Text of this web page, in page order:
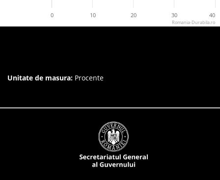
0 10 20 30 40
Romania-Durabila.ro
Unitate de masura: Procente